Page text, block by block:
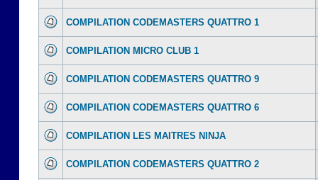
COMPILATION CODEMASTERS QUATTRO 1
COMPILATION MICRO CLUB 1
COMPILATION CODEMASTERS QUATTRO 9
COMPILATION CODEMASTERS QUATTRO 6
COMPILATION LES MAITRES NINJA
COMPILATION CODEMASTERS QUATTRO 2